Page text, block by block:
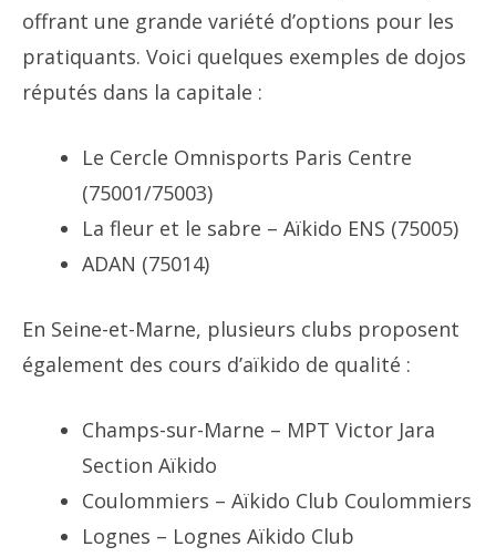
offrant une grande variété d’options pour les
pratiquants. Voici quelques exemples de dojos
réputés dans la capitale :
Le Cercle Omnisports Paris Centre
(75001/75003)
La fleur et le sabre – Aïkido ENS (75005)
ADAN (75014)
En Seine-et-Marne, plusieurs clubs proposent
également des cours d’aïkido de qualité :
Champs-sur-Marne – MPT Victor Jara
Section Aïkido
Coulommiers – Aïkido Club Coulommiers
Lognes – Lognes Aïkido Club